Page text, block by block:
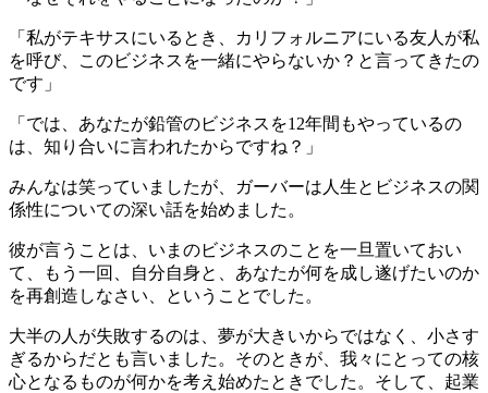
「私がテキサスにいるとき、カリフォルニアにいる友人が私
を呼び、このビジネスを一緒にやらないか？と言ってきたの
です」
「では、あなたが鉛管のビジネスを12年間もやっているの
は、知り合いに言われたからですね？」
みんなは笑っていましたが、ガーバーは人生とビジネスの関
係性についての深い話を始めました。
彼が言うことは、いまのビジネスのことを一旦置いておい
て、もう一回、自分自身と、あなたが何を成し遂げたいのか
を再創造しなさい、ということでした。
大半の人が失敗するのは、夢が大きいからではなく、小さす
ぎるからだとも言いました。そのときが、我々にとっての核
心となるものが何かを考え始めたときでした。そして、起業